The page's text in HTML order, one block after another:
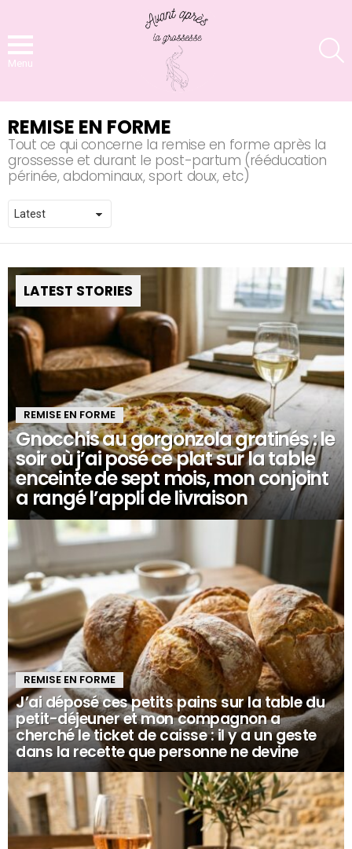
Menu
REMISE EN FORME
Tout ce qui concerne la remise en forme après la
grossesse et durant le post-partum (rééducation
périnée, abdominaux, sport doux, etc)
LATEST STORIES
REMISE EN FORME
Gnocchis au gorgonzola gratinés : le
soir où j’ai posé ce plat sur la table
enceinte de sept mois, mon conjoint
a rangé l’appli de livraison
REMISE EN FORME
J’ai déposé ces petits pains sur la table du
petit-déjeuner et mon compagnon a
cherché le ticket de caisse : il y a un geste
dans la recette que personne ne devine